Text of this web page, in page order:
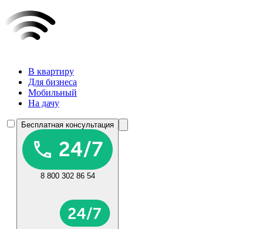
В квартиру
Для бизнеса
Мобильный
На дачу
Бесплатная консультация
8 800 302 86 54